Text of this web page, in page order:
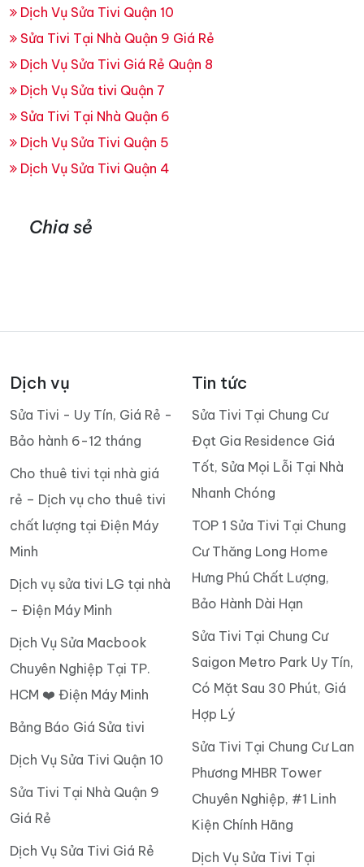
Dịch Vụ Sửa Tivi Quận 10
Sửa Tivi Tại Nhà Quận 9 Giá Rẻ
Dịch Vụ Sửa Tivi Giá Rẻ Quận 8
Dịch Vụ Sửa tivi Quận 7
Sửa Tivi Tại Nhà Quận 6
Dịch Vụ Sửa Tivi Quận 5
Dịch Vụ Sửa Tivi Quận 4
Chia sẻ
Dịch vụ
Sửa Tivi - Uy Tín, Giá Rẻ -
Bảo hành 6-12 tháng
Cho thuê tivi tại nhà giá
rẻ – Dịch vụ cho thuê tivi
chất lượng tại Điện Máy
Minh
Dịch vụ sửa tivi LG tại nhà
– Điện Máy Minh
Dịch Vụ Sửa Macbook
Chuyên Nghiệp Tại TP.
HCM ❤️ Điện Máy Minh
Bảng Báo Giá Sửa tivi
Dịch Vụ Sửa Tivi Quận 10
Sửa Tivi Tại Nhà Quận 9
Giá Rẻ
Dịch Vụ Sửa Tivi Giá Rẻ
Tin tức
Sửa Tivi Tại Chung Cư
Đạt Gia Residence Giá
Tốt, Sửa Mọi Lỗi Tại Nhà
Nhanh Chóng
TOP 1 Sửa Tivi Tại Chung
Cư Thăng Long Home
Hưng Phú Chất Lượng,
Bảo Hành Dài Hạn
Sửa Tivi Tại Chung Cư
Saigon Metro Park Uy Tín,
Có Mặt Sau 30 Phút, Giá
Hợp Lý
Sửa Tivi Tại Chung Cư Lan
Phương MHBR Tower
Chuyên Nghiệp, #1 Linh
Kiện Chính Hãng
Dịch Vụ Sửa Tivi Tại